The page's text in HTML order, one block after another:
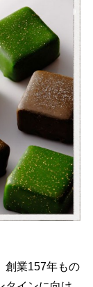
創業157年もの